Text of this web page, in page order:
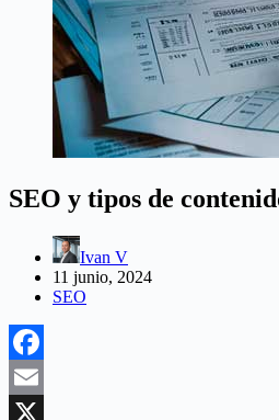
SEO y tipos de
Ivan V
11 junio, 2024
SEO
Facebook
Email